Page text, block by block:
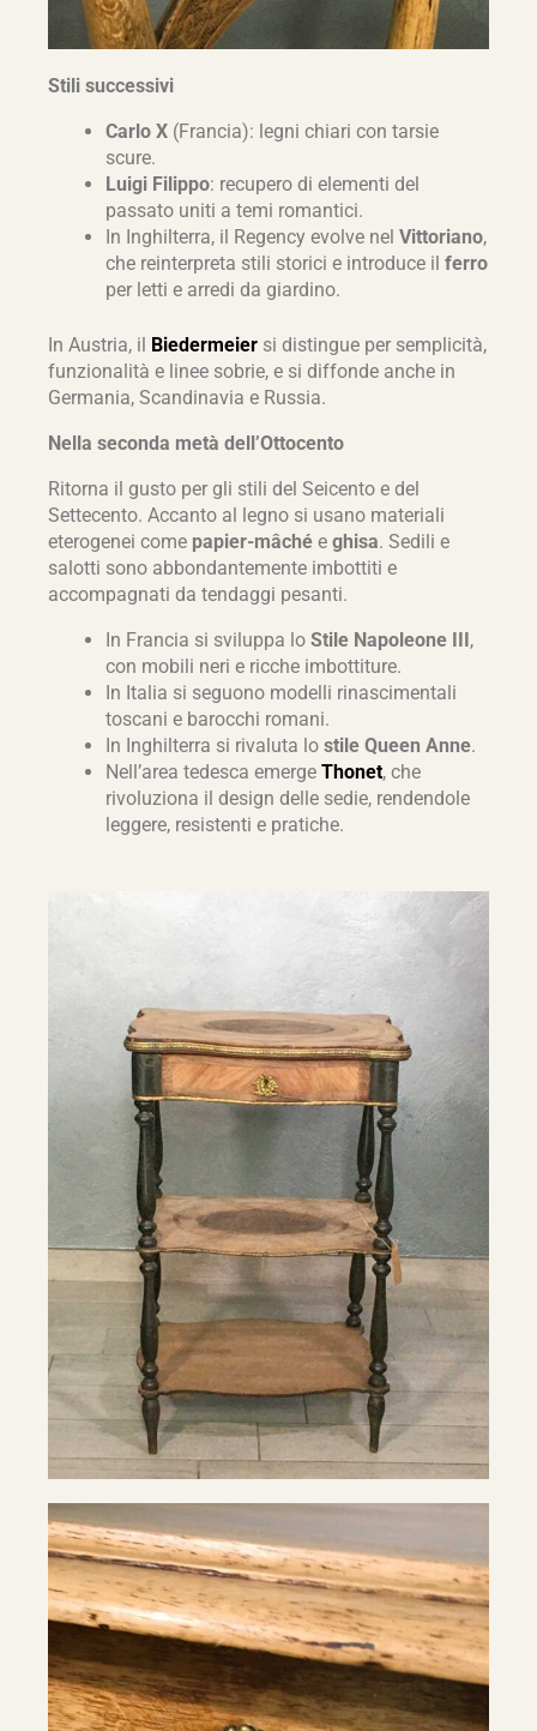
Stili successivi
Carlo X (Francia): legni chiari con tarsie
scure.
Luigi Filippo: recupero di elementi del
passato uniti a temi romantici.
In Inghilterra, il Regency evolve nel Vittoriano,
che reinterpreta stili storici e introduce il ferro
per letti e arredi da giardino.
In Austria, il Biedermeier si distingue per semplicità,
funzionalità e linee sobrie, e si diffonde anche in
Germania, Scandinavia e Russia.
Nella seconda metà dell’Ottocento
Ritorna il gusto per gli stili del Seicento e del
Settecento. Accanto al legno si usano materiali
eterogenei come papier-mâché e ghisa. Sedili e
salotti sono abbondantemente imbottiti e
accompagnati da tendaggi pesanti.
In Francia si sviluppa lo Stile Napoleone III,
con mobili neri e ricche imbottiture.
In Italia si seguono modelli rinascimentali
toscani e barocchi romani.
In Inghilterra si rivaluta lo stile Queen Anne.
Nell’area tedesca emerge Thonet, che
rivoluziona il design delle sedie, rendendole
leggere, resistenti e pratiche.